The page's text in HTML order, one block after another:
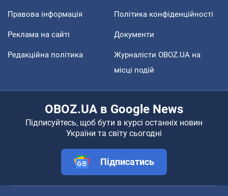
Правова інформація Політика конфіденційності
Реклама на сайті Документи
Редакційна політика
Журналісти OBOZ.UA на
місці подій
OBOZ.UA в Google News
Підписуйтесь, щоб бути в курсі останніх новин
України та світу сьогодні
Підписатись